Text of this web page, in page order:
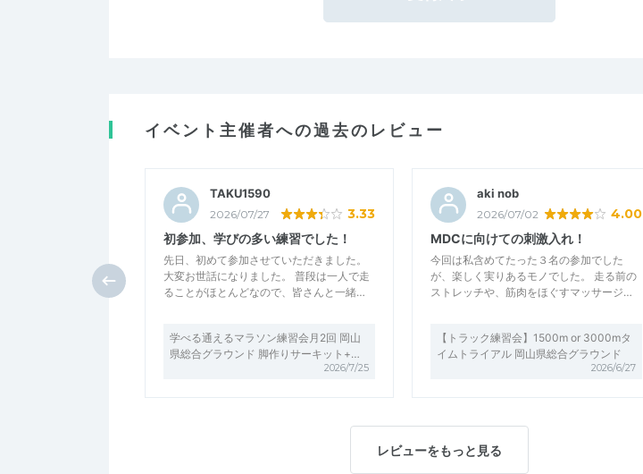
イベント主催者への過去のレビュー
TAKU1590
2026/07/27 3.33
初参加、学びの多い練習でした！
先日、初めて参加させていただきました。
大変お世話になりました。 普段は一人で走
ることがほとんどなので、皆さんと一緒…
学べる通えるマラソン練習会月2回 岡山
県総合グラウンド 脚作りサーキット+…
2026/7/25
aki nob
2026/07/02 4.00
MDCに向けての刺激入れ！
今回は私含めてたった３名の参加でした
が、楽しく実りあるモノでした。 走る前の
ストレッチや、筋肉をほぐすマッサージ…
【トラック練習会】1500m or 3000mタ
イムトライアル 岡山県総合グラウンド
2026/6/27
レビューをもっと見る